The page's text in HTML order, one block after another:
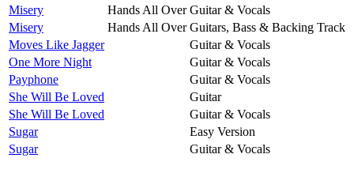
Misery
Hands All Over Guitar & Vocals
Misery
Hands All Over Guitars, Bass & Backing Track
Moves Like Jagger
Guitar & Vocals
One More Night
Guitar & Vocals
Payphone
Guitar & Vocals
She Will Be Loved
Guitar
She Will Be Loved
Guitar & Vocals
Sugar
Easy Version
Sugar
Guitar & Vocals